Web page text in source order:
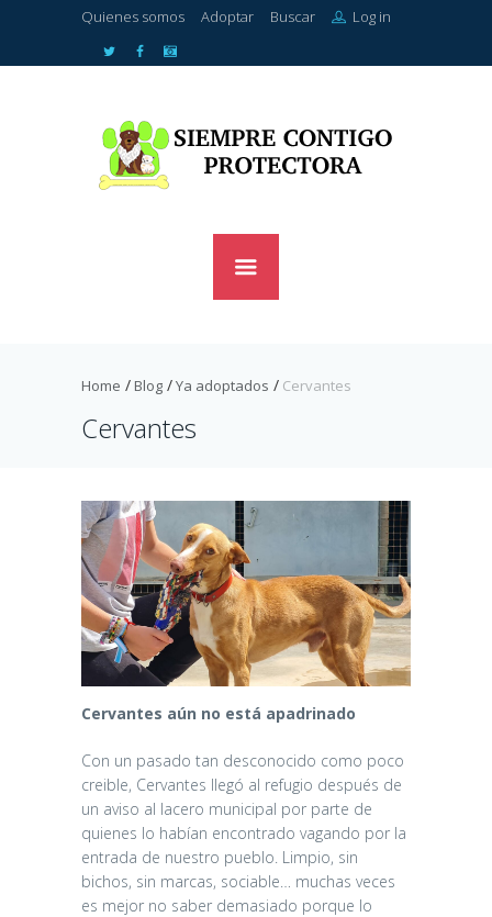
Quienes somos Adoptar Buscar Log in
Home Blog Ya adoptados Cervantes
Cervantes
Cervantes aún no está apadrinado
Con un pasado tan desconocido como poco
creible, Cervantes llegó al refugio después de
un aviso al lacero municipal por parte de
quienes lo habían encontrado vagando por la
entrada de nuestro pueblo. Limpio, sin
bichos, sin marcas, sociable… muchas veces
es mejor no saber demasiado porque lo